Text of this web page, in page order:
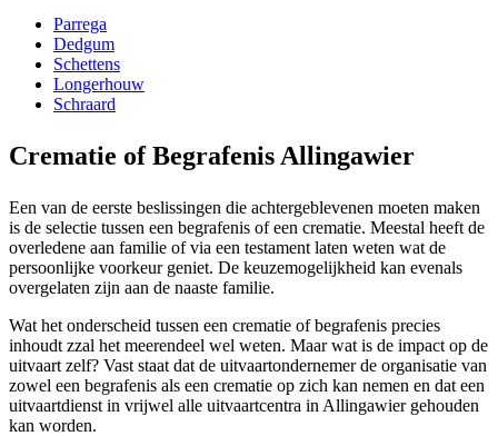
Parrega
Dedgum
Schettens
Longerhouw
Schraard
Crematie of Begrafenis Allingawier
Een van de eerste beslissingen die achtergeblevenen moeten maken
is de selectie tussen een begrafenis of een crematie. Meestal heeft de
overledene aan familie of via een testament laten weten wat de
persoonlijke voorkeur geniet. De keuzemogelijkheid kan evenals
overgelaten zijn aan de naaste familie.
Wat het onderscheid tussen een crematie of begrafenis precies
inhoudt zzal het meerendeel wel weten. Maar wat is de impact op de
uitvaart zelf? Vast staat dat de uitvaartondernemer de organisatie van
zowel een begrafenis als een crematie op zich kan nemen en dat een
uitvaartdienst in vrijwel alle uitvaartcentra in Allingawier gehouden
kan worden.